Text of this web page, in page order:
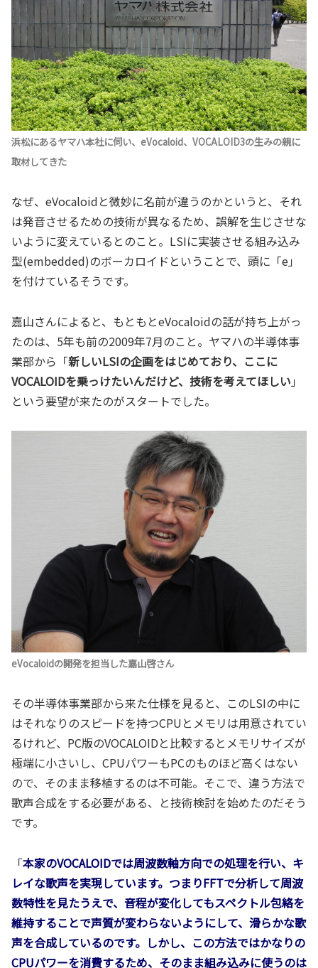
浜松にあるヤマハ本社に伺い、eVocaloid、VOCALOID3の生みの親に
取材してきた
なぜ、eVocaloidと微妙に名前が違うのかというと、それ
は発音させるための技術が異なるため、誤解を生じさせな
いように変えているとのこと。LSIに実装させる組み込み
型(embedded)のボーカロイドということで、頭に「e」
を付けているそうです。
嘉山さんによると、もともとeVocaloidの話が持ち上がっ
たのは、5年も前の2009年7月のこと。ヤマハの半導体事
業部から「新しいLSIの企画をはじめており、ここに
VOCALOIDを乗っけたいんだけど、技術を考えてほしい 」
という要望が来たのがスタートでした。
eVocaloidの開発を担当した嘉山啓さん
その半導体事業部から来た仕様を見ると、このLSIの中に
はそれなりのスピードを持つCPUとメモリは用意されてい
るけれど、PC版のVOCALOIDと比較するとメモリサイズが
極端に小さいし、CPUパワーもPCのものほど高くはない
ので、そのまま移植するのは不可能。そこで、違う方法で
歌声合成をする必要がある、と技術検討を始めたのだそう
です。
「本家のVOCALOIDでは周波数軸方向での処理を行い、キ
レイな歌声を実現しています。つまりFFTで分析して周波
数特性を見たうえで、音程が変化してもスペクトル包絡を
維持することで声質が変わらないようにして、滑らかな歌
声を合成しているのです。しかし、この方法ではかなりの
CPUパワーを消費するため、そのまま組み込みに使うのは